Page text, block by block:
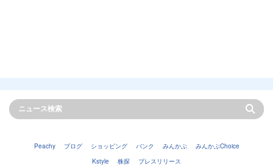
Peachy ブログ ショッピング バンク みんかぶ
みんかぶChoice
Kstyle
株探 プレスリリース